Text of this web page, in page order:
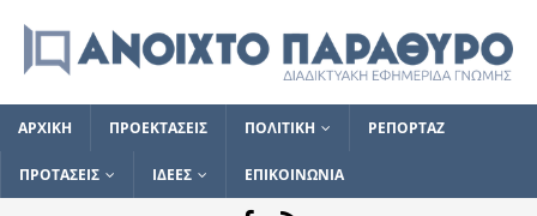
ΑΡΧΙΚΗ ΠΡΟΕΚΤΑΣΕΙΣ ΠΟΛΙΤΙΚΗ ΡΕΠΟΡΤΑΖ
ΠΡΟΤΑΣΕΙΣ ΙΔΕΕΣ ΕΠΙΚΟΙΝΩΝΙΑ